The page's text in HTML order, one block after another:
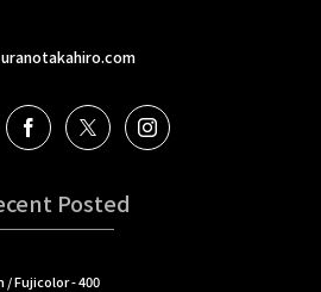
uranotakahiro.com
Posted
/ Fujicolor - 400